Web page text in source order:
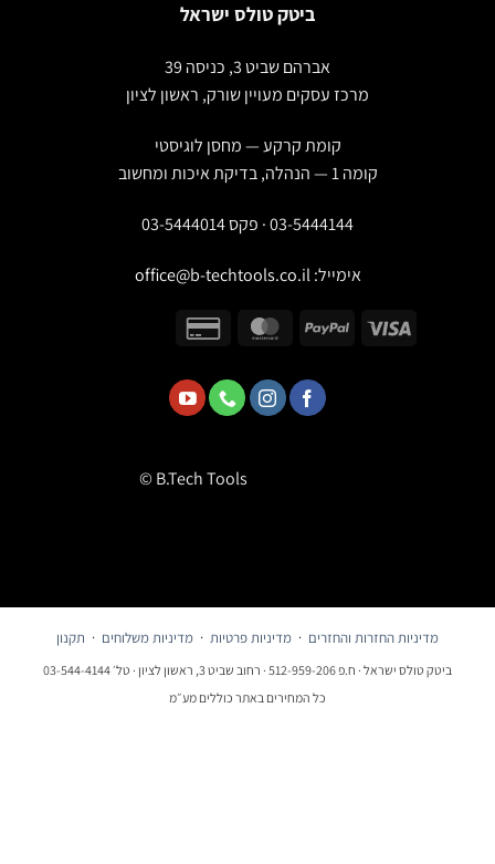
ביטק טולס ישראל
אברהם שביט 3, כניסה 39
מרכז עסקים מעויין שורק, ראשון לציון
קומת קרקע — מחסן לוגיסטי
03-5444144 · פקס 03-5444014
אימייל:office@b-techtools.co.il
© B.Tech Tools
מדיניות החזרות והחזרים ·מדיניות פרטיות·מדיניות משלוחים·תקנון
ביטק טולס ישראל · ח.פ 512-959-206 · רחוב שביט 3, ראשון לציון · טל׳ 03-544-4144
כל המחירים באתר כוללים מע״מ